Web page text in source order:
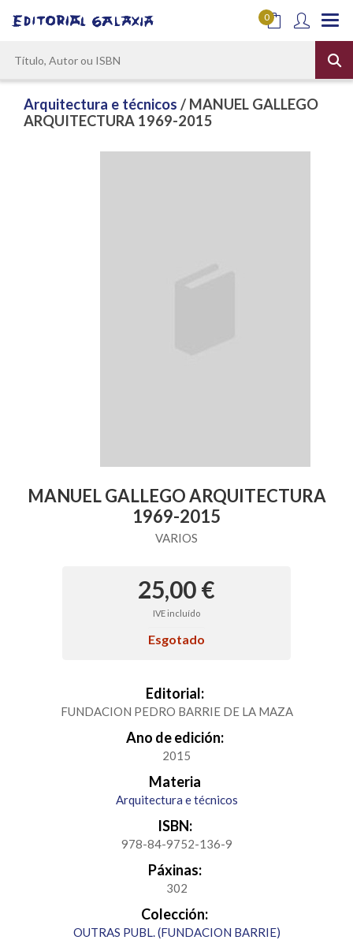
0
Arquitectura e técnicos / MANUEL GALLEGO
ARQUITECTURA 1969-2015
MANUEL GALLEGO ARQUITECTURA
1969-2015
VARIOS
25,00 €
IVE incluído
Esgotado
Editorial:
FUNDACION PEDRO BARRIE DE LA MAZA
Ano de edición:
2015
Materia
Arquitectura e técnicos
ISBN:
978-84-9752-136-9
Páxinas:
302
Colección:
OUTRAS PUBL. (FUNDACION BARRIE)